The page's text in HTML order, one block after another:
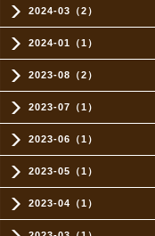
2024-03（2）
2024-01（1）
2023-08（2）
2023-07（1）
2023-06（1）
2023-05（1）
2023-04（1）